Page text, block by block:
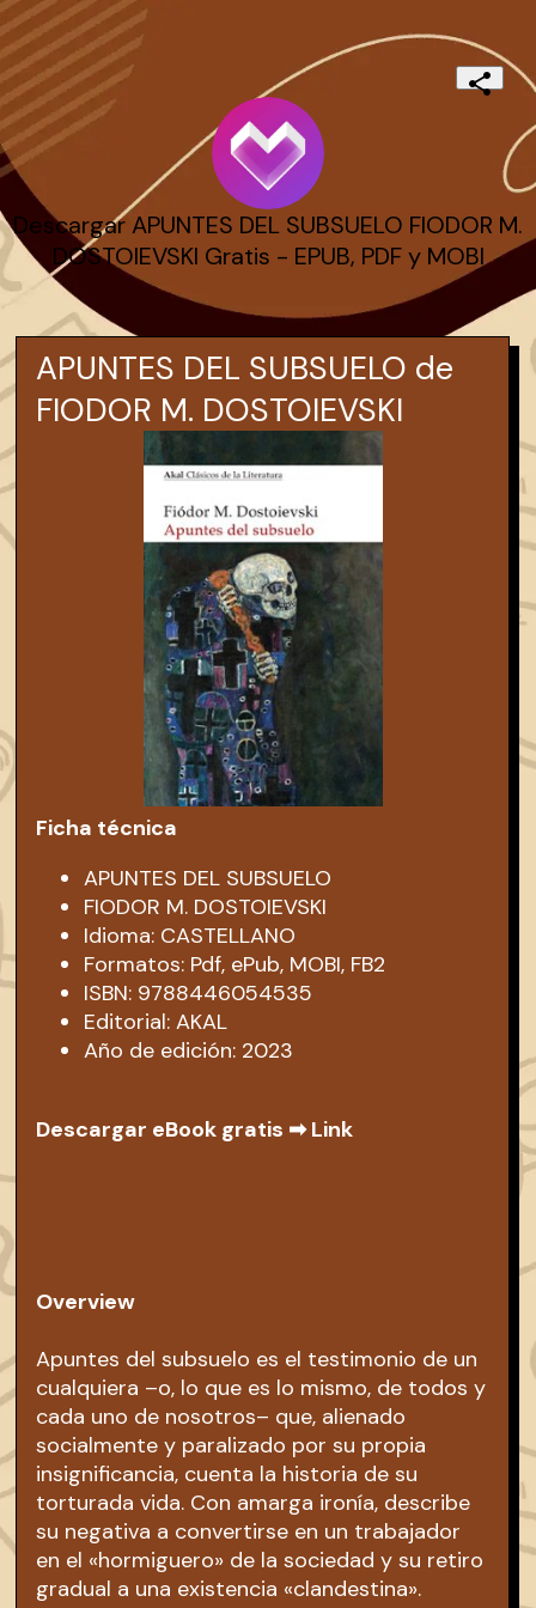
Descargar APUNTES DEL SUBSUELO FIODOR M.
DOSTOIEVSKI Gratis - EPUB, PDF y MOBI
APUNTES DEL SUBSUELO de
FIODOR M. DOSTOIEVSKI
Ficha técnica
APUNTES DEL SUBSUELO
FIODOR M. DOSTOIEVSKI
Idioma: CASTELLANO
Formatos: Pdf, ePub, MOBI, FB2
ISBN: 9788446054535
Editorial: AKAL
Año de edición: 2023
Descargar eBook gratis ➡Link
Overview
Apuntes del subsuelo es el testimonio de un
cualquiera –o, lo que es lo mismo, de todos y
cada uno de nosotros– que, alienado
socialmente y paralizado por su propia
insignificancia, cuenta la historia de su
torturada vida. Con amarga ironía, describe
su negativa a convertirse en un trabajador
en el «hormiguero» de la sociedad y su retiro
gradual a una existencia «clandestina».